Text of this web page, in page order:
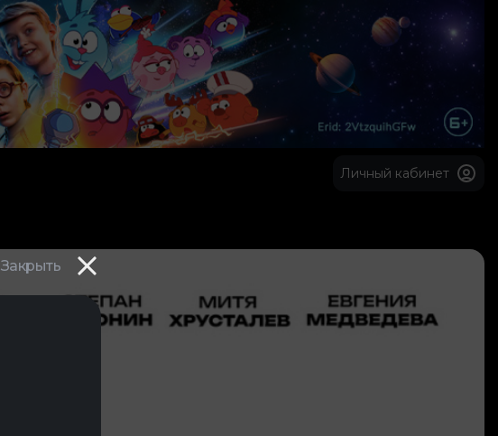
Закрыть
Личный кабинет